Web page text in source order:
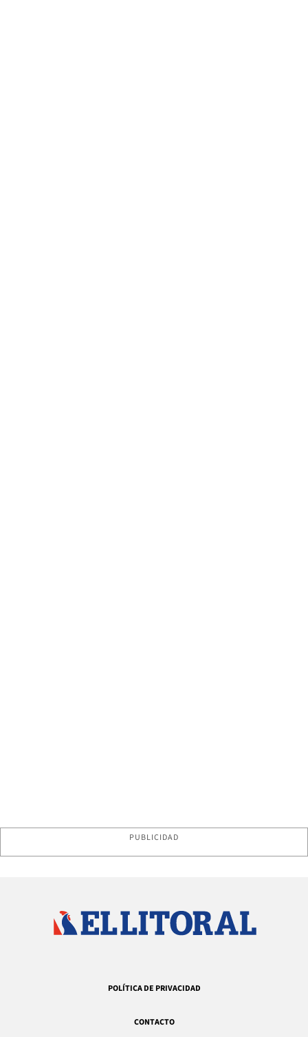
PUBLICIDAD
POLÍTICA DE PRIVACIDAD
CONTACTO